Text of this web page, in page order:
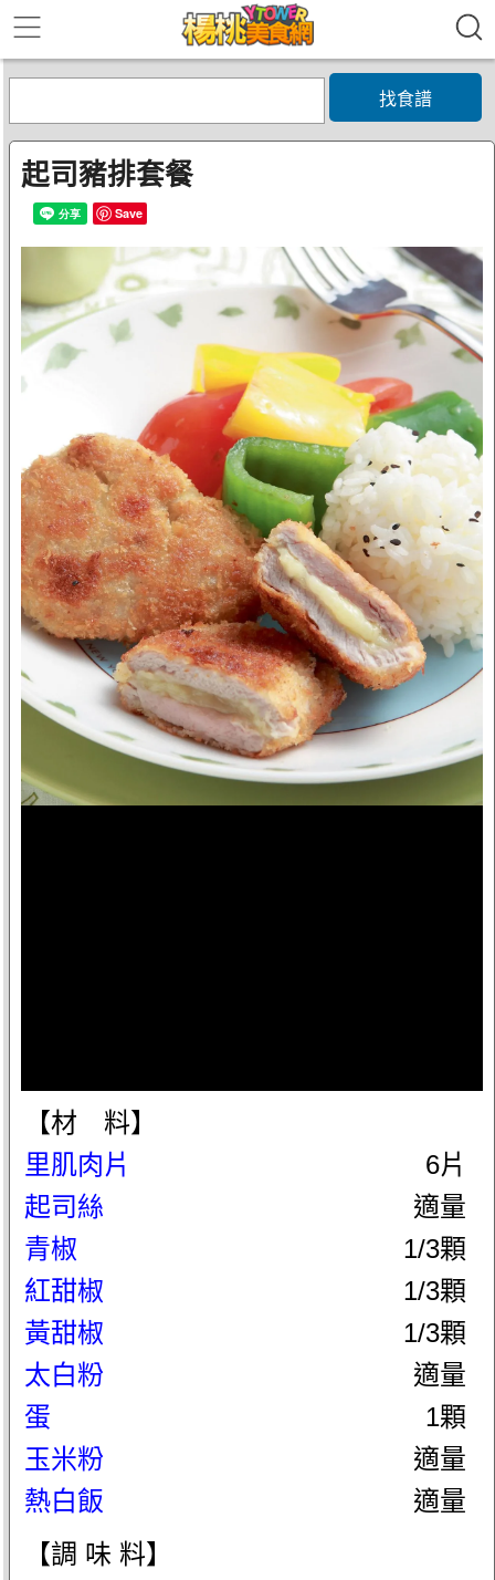
找食譜
起司豬排套餐
Save
【材 料】
里肌肉片
6片
起司絲
適量
青椒
1/3顆
紅甜椒
1/3顆
黃甜椒
1/3顆
太白粉
適量
蛋
1顆
玉米粉
適量
熱白飯
適量
【調 味 料】